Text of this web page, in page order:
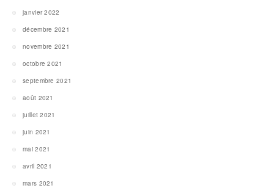
janvier 2022
décembre 2021
novembre 2021
octobre 2021
septembre 2021
août 2021
juillet 2021
juin 2021
mai 2021
avril 2021
mars 2021